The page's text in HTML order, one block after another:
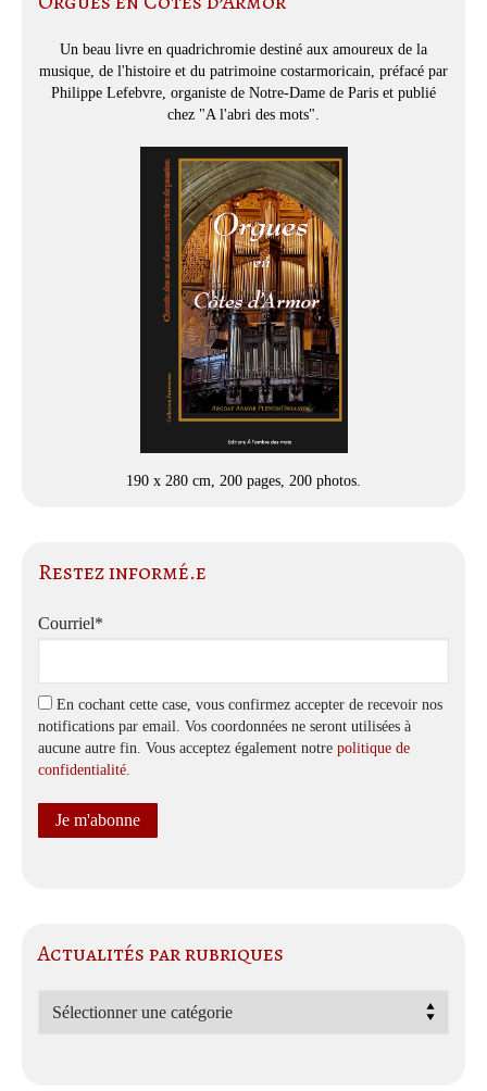
Un beau livre en quadrichromie destiné aux amoureux de la
musique, de l'histoire et du patrimoine costarmoricain, préfacé par
Philippe Lefebvre, organiste de Notre-Dame de Paris et publié
chez "A l'abri des mots".
190 x 280 cm, 200 pages, 200 photos.
Restez informé.e
Courriel*
En cochant cette case, vous confirmez accepter de recevoir nos
notifications par email. Vos coordonnées ne seront utilisées à
aucune autre fin. Vous acceptez également notre politique de
confidentialité.
Actualités par rubriques
Actualités